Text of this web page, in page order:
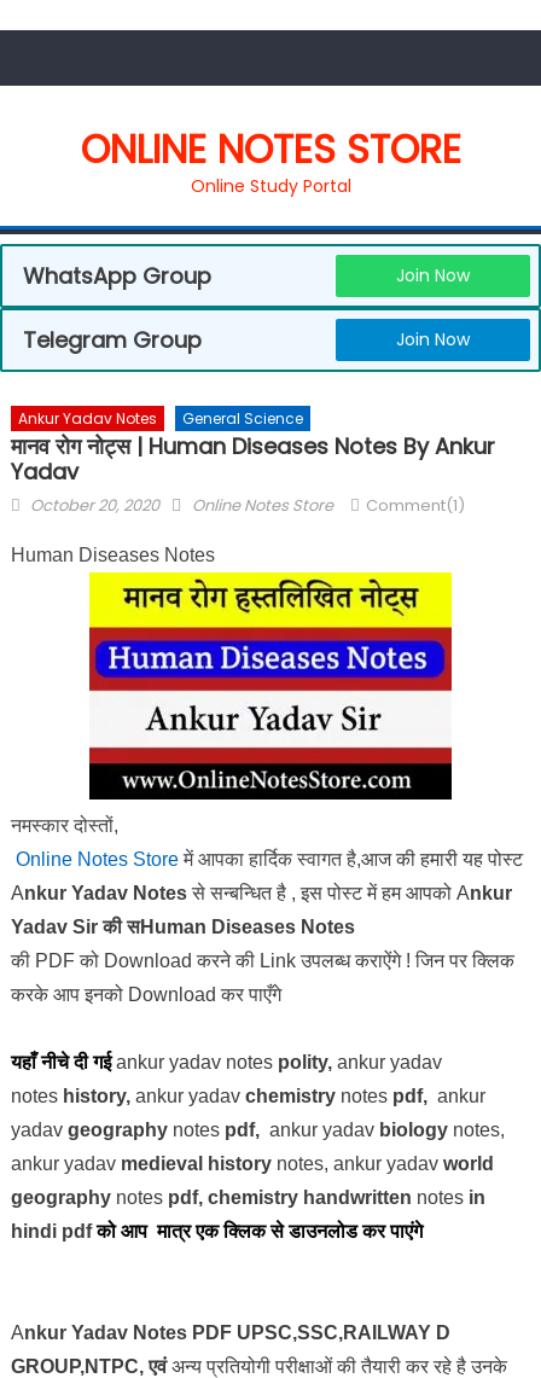
ONLINE NOTES STORE
Online Study Portal
WhatsApp Group Join Now
Telegram Group Join Now
Ankur Yadav Notes General Science
मानव रोग नोट्स | Human Diseases Notes By Ankur
Yadav
October 20, 2020 Online Notes Store Comment(1)
Human Diseases Notes
नमस्कार दोस्तों,
Online Notes Store में आपका हार्दिक स्वागत है,आज की हमारी यह पोस्ट
Ankur Yadav Notesसे सन्बन्धित है , इस पोस्ट में हम आपको Ankur
Yadav Sir की सHuman Diseases Notes
की PDFको Downloadकरने की Linkउपलब्ध कराऐंगे ! जिन पर क्लिक
करके आप इनको Downloadकर पाएँगे
यहाँ नीचे दी गई ankur yadav notes polity, ankur yadav
notes history, ankur yadav chemistry notes pdf, ankur
yadav geographynotes pdf, ankur yadav biologynotes,
ankur yadav medieval historynotes, ankur yadav world
geographynotes pdf, chemistry handwritten notes in
hindi pdfको आप मात्र एक क्लिक से डाउनलोड कर पाएंगे
Ankur Yadav Notes PDF UPSC,SSC,RAILWAY D
GROUP,NTPC, एवंअन्य प्रतियोगी परीक्षाओंकी तैयारी कर रहे है उनके